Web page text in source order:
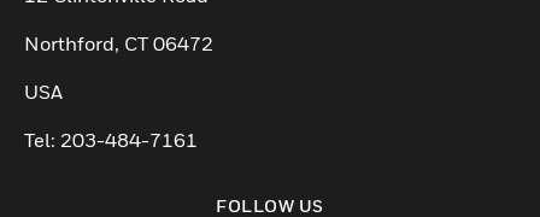
Northford, CT 06472
USA
Tel: 203-484-7161
FOLLOW US